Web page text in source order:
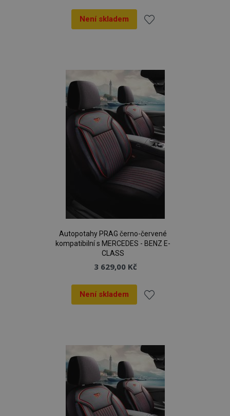
Není skladem
oblíbeným
Autopotahy PRAG černo-červené
kompatibilní s MERCEDES - BENZ E-
CLASS
3 629,00 Kč
Není skladem
oblíbeným